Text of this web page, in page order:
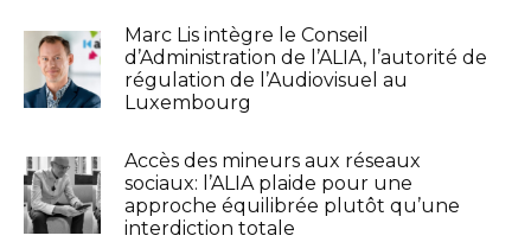
Marc Lis intègre le Conseil
d’Administration de l’ALIA, l’autorité de
régulation de l’Audiovisuel au
Luxembourg
Accès des mineurs aux réseaux
sociaux: l’ALIA plaide pour une
approche équilibrée plutôt qu’une
interdiction totale